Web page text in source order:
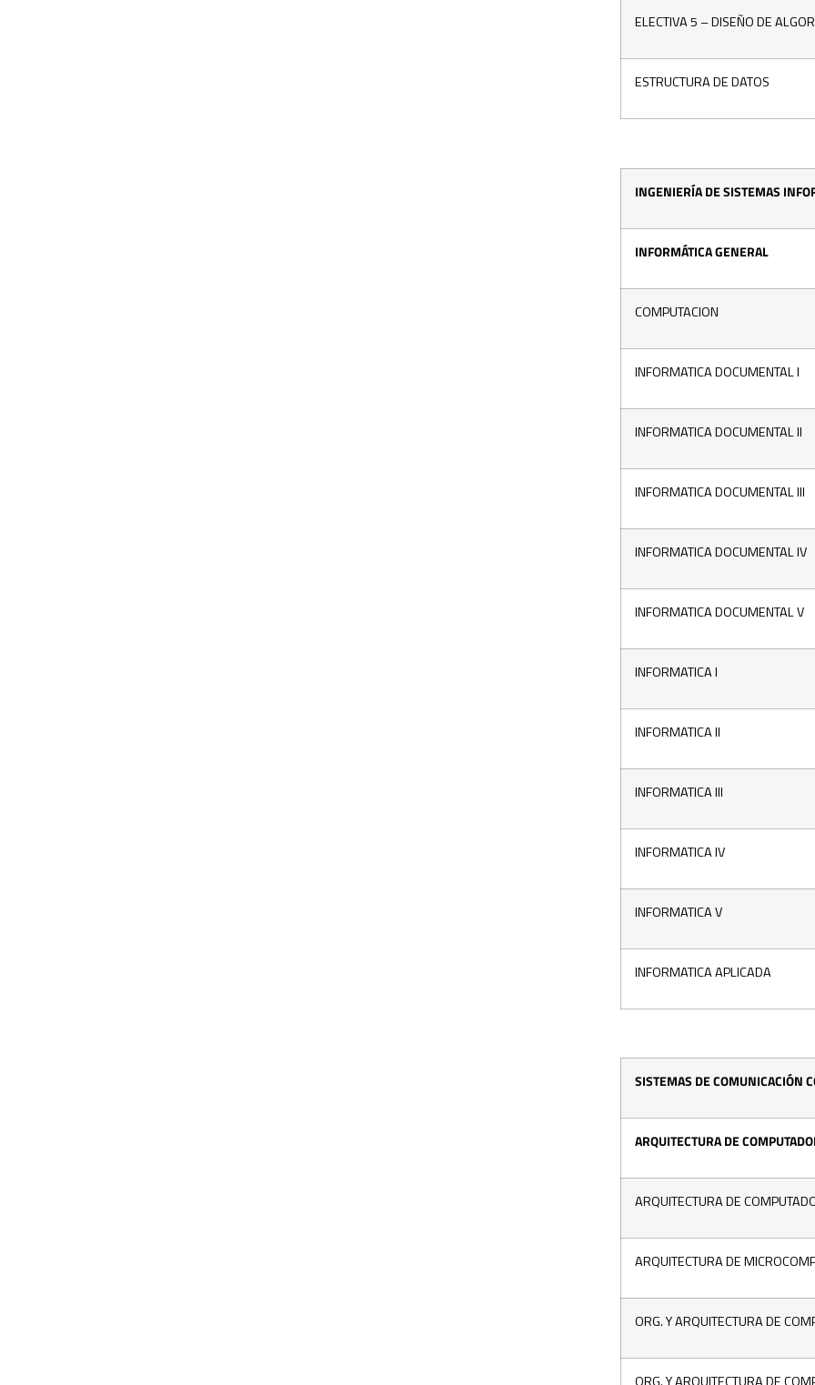
ELECTIVA 5 – DISEÑO DE
ESTRUCTURA DE DATOS
INGENIERÍA DE SISTEMAS
INFORMÁTICA GENERAL
COMPUTACION
INFORMATICA DOCUMENTAL I
INFORMATICA DOCUMENTAL II
INFORMATICA DOCUMENTAL III
INFORMATICA DOCUMENTAL IV
INFORMATICA DOCUMENTAL V
INFORMATICA I
INFORMATICA II
INFORMATICA III
INFORMATICA IV
INFORMATICA V
INFORMATICA APLICADA
SISTEMAS DE COMUNICACIÓN
ARQUITECTURA DE
ARQUITECTURA DE
ARQUITECTURA DE
ORG. Y ARQUITECTURA DE